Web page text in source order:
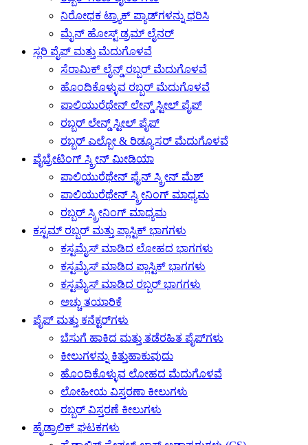
ನಿರೋಧಕ ಟ್ರ್ಯಾಕ್ ಪ್ಯಾಡ್‌ಗಳನ್ನು ಧರಿಸಿ
ಮೈನ್ ಹೋಸ್ಟ್ ಡ್ರಮ್ ಲೈನರ್
ಸ್ಲರಿ ಪೈಪ್ ಮತ್ತು ಮೆದುಗೊಳವೆ
ಸೆರಾಮಿಕ್ ಲೈನ್ಡ್ ರಬ್ಬರ್ ಮೆದುಗೊಳವೆ
ಹೊಂದಿಕೊಳ್ಳುವ ರಬ್ಬರ್ ಮೆದುಗೊಳವೆ
ಪಾಲಿಯುರೆಥೇನ್ ಲೇನ್ಡ್ ಸ್ಟೀಲ್ ಪೈಪ್
ರಬ್ಬರ್ ಲೇನ್ಡ್ ಸ್ಟೀಲ್ ಪೈಪ್
ರಬ್ಬರ್ ಎಲ್ಬೋ & ರಿಡ್ಯೂಸರ್ ಮೆದುಗೊಳವೆ
ವೈಬ್ರೇಟಿಂಗ್ ಸ್ಕ್ರೀನ್ ಮೀಡಿಯಾ
ಪಾಲಿಯುರೆಥೇನ್ ಫೈನ್ ಸ್ಕ್ರೀನ್ ಮೆಶ್
ಪಾಲಿಯುರೆಥೇನ್ ಸ್ಕ್ರೀನಿಂಗ್ ಮಾಧ್ಯಮ
ರಬ್ಬರ್ ಸ್ಕ್ರೀನಿಂಗ್ ಮಾಧ್ಯಮ
ಕಸ್ಟಮ್ ರಬ್ಬರ್ ಮತ್ತು ಪ್ಲಾಸ್ಟಿಕ್ ಭಾಗಗಳು
ಕಸ್ಟಮೈಸ್ ಮಾಡಿದ ಲೋಹದ ಭಾಗಗಳು
ಕಸ್ಟಮೈಸ್ ಮಾಡಿದ ಪ್ಲಾಸ್ಟಿಕ್ ಭಾಗಗಳು
ಕಸ್ಟಮೈಸ್ ಮಾಡಿದ ರಬ್ಬರ್ ಭಾಗಗಳು
ಅಚ್ಚು ತಯಾರಿಕೆ
ಪೈಪ್ ಮತ್ತು ಕನೆಕ್ಟರ್‌ಗಳು
ಬೆಸುಗೆ ಹಾಕಿದ ಮತ್ತು ತಡೆರಹಿತ ಪೈಪ್‌ಗಳು
ಕೀಲುಗಳನ್ನು ಕಿತ್ತುಹಾಕುವುದು
ಹೊಂದಿಕೊಳ್ಳುವ ಲೋಹದ ಮೆದುಗೊಳವೆ
ಲೋಹೀಯ ವಿಸ್ತರಣಾ ಕೀಲುಗಳು
ರಬ್ಬರ್ ವಿಸ್ತರಣೆ ಕೀಲುಗಳು
ಹೈಡ್ರಾಲಿಕ್ ಘಟಕಗಳು